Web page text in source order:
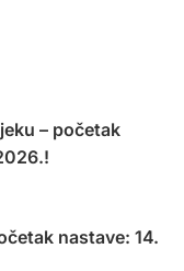
– početak
nastave: 14.